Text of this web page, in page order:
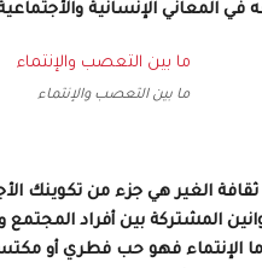
المعاني الإنسانية
ما بين التعصب والإنتماء
الغير هي جزء من تكوينك
المشتركة بين أفراد المجتمع
الإنتماء فهو حب فطري أو